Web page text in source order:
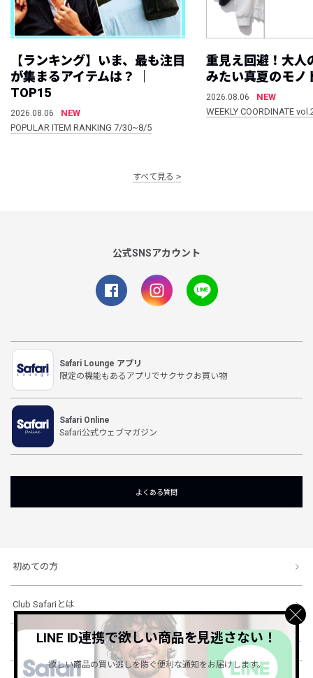
【ランキング】いま、最も注目
が集まるアイテムは？ ｜
TOP15
2026.08.06
NEW
POPULAR ITEM RANKING 7/30~8/5
重見え回避！大人
みたい真夏のモノ
2026.08.06
NEW
WEEKLY COORDINATE
すべて見る
公式SNSアカウント
Safari Lounge アプリ
限定の機能もあるアプリでサクサクお買い物
Safari Online
Safari公式ウェブマガジン
よくある質問
初めての方
Club Safariとは
ショッピングガイド
LINE ID連携で欲しい商品を見逃さない！
欲しい商品の買い逃しを防ぐ便利な通知をお届けします。